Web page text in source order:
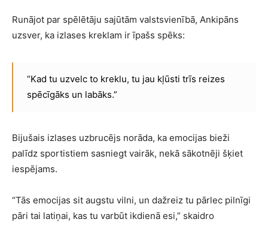
Runājot par spēlētāju sajūtām valstsvienībā, Ankipāns
uzsver, ka izlases kreklam ir īpašs spēks:
“Kad tu uzvelc to kreklu, tu jau kļūsti trīs reizes
spēcīgāks un labāks.”
Bijušais izlases uzbrucējs norāda, ka emocijas bieži
palīdz sportistiem sasniegt vairāk, nekā sākotnēji šķiet
iespējams.
“Tās emocijas sit augstu vilni, un dažreiz tu pārlec pilnīgi
pāri tai latiņai, kas tu varbūt ikdienā esi,” skaidro